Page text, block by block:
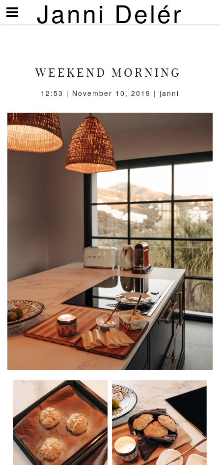
Janni Delér
Visa/göm
meny
WEEKEND MORNING
12:53 | November 10, 2019 | janni